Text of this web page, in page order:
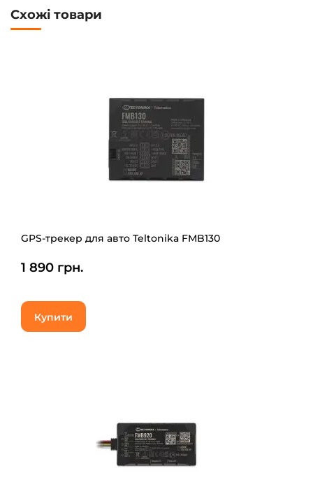
Схожі товари
GPS-трекер для авто Teltonika FMB130
1 890 грн.
Купити